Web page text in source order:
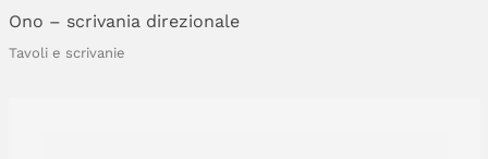
Ono – scrivania direzionale
Tavoli e scrivanie